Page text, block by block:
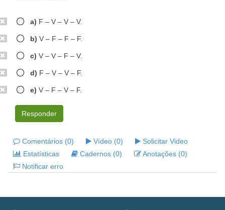
a) F – V – V – V.
b) V – F – F – F.
c) V – V – F – V.
d) F – V – V – F.
e) V – F – V – F.
Responder
Comentários (0) Vídeo (0)
Solicitar Video
Estatísticas
Cadernos (0)
Anotações (0)
Notificar erro